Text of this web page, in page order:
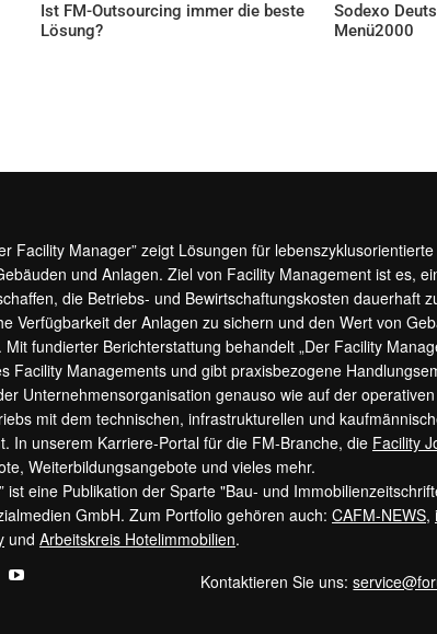
Ist FM-Outsourcing immer die beste
Lösung?
Sodexo
Menü2000
Facility Manager” zeigt Lösungen für
und Anlagen. Ziel von Facility Management ist es,
die Betriebs- und Bewirtschaftungskosten dauerhaft
Verfügbarkeit der Anlagen zu sichern und den Wert von
fundierter Berichterstattung behandelt „Der Facility
Facility Managements und gibt praxisbezogene
Unternehmensorganisation genauso wie auf der
mit dem technischen, infrastrukturellen und
In unserem Karriere-Portal für die FM-Branche, die Facility
Weiterbildungsangebote und vieles mehr.
ist eine Publikation der Sparte "Bau- und
GmbH. Zum Portfolio gehören auch: CAFM-NEWS,
und Arbeitskreis Hotelimmobilien.
Kontaktieren Sie uns: